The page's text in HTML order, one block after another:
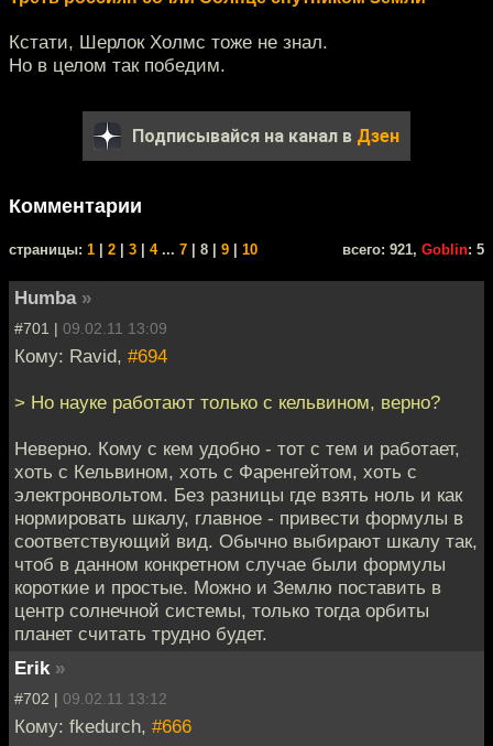
Кстати, Шерлок Холмс тоже не знал.
Но в целом так победим.
Подписывайся на канал в Дзен
Комментарии
cтраницы: 1 2 3 4... 7 | 8 | 9 10 всего: 921, Goblin: 5
Humba »
#701 | 09.02.11 13:09
Кому: Ravid, #694
> Но науке работают только с кельвином, верно?
Неверно. Кому с кем удобно - тот с тем и работает,
хоть с Кельвином, хоть с Фаренгейтом, хоть с
электронвольтом. Без разницы где взять ноль и как
нормировать шкалу, главное - привести формулы в
соответствующий вид. Обычно выбирают шкалу так,
чтоб в данном конкретном случае были формулы
короткие и простые. Можно и Землю поставить в
центр солнечной системы, только тогда орбиты
планет считать трудно будет.
Erik »
#702 | 09.02.11 13:12
Кому: fkedurch, #666